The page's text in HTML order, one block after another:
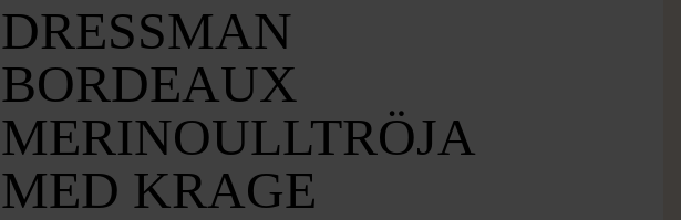
DRESSMAN
BORDEAUX
MERINOULLTRÖJA
MED KRAGE